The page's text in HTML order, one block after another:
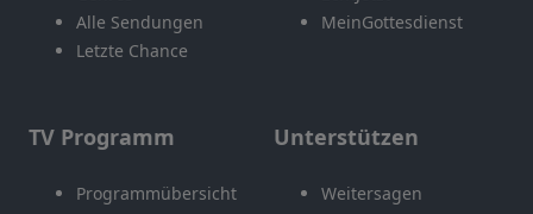
Alle Sendungen
Letzte Chance
MeinGottesdienst
TV Programm
Programmübersicht
Unterstützen
Weitersagen